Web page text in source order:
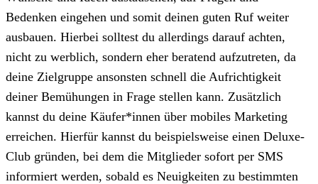
Bedenken eingehen und somit deinen guten Ruf weiter
ausbauen. Hierbei solltest du allerdings darauf achten,
nicht zu werblich, sondern eher beratend aufzutreten, da
deine Zielgruppe ansonsten schnell die Aufrichtigkeit
deiner Bemühungen in Frage stellen kann. Zusätzlich
kannst du deine Käufer*innen über mobiles Marketing
erreichen. Hierfür kannst du beispielsweise einen Deluxe-
Club gründen, bei dem die Mitglieder sofort per SMS
informiert werden, sobald es Neuigkeiten zu bestimmten